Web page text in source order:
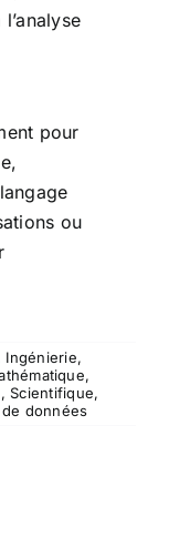
pour
ou
Ingénierie,
,
,Scientifique,
données